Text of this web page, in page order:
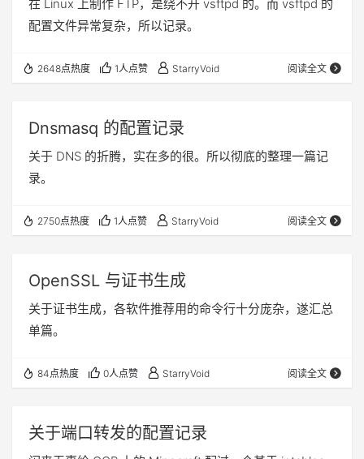
在 Linux 上制作 FTP，是绕不开 vsftpd 的。而 vsftpd 的
配置文件异常复杂，所以记录。
2648点热度 1人点赞 StarryVoid 阅读全文
Dnsmasq 的配置记录
关于 DNS 的折腾，实在多的很。所以彻底的整理一篇记
录。
2750点热度 1人点赞 StarryVoid 阅读全文
OpenSSL 与证书生成
关于证书生成，各软件推荐用的命令行十分庞杂，遂汇总
单篇。
84点热度 0人点赞 StarryVoid 阅读全文
关于端口转发的配置记录